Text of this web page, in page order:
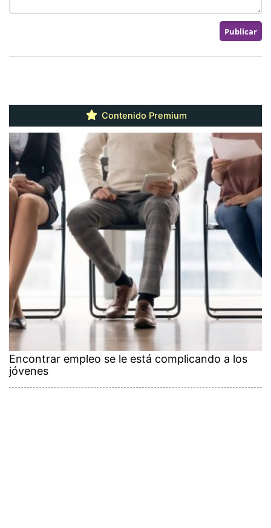
Contenido Premium
Encontrar empleo se le está complicando a los
jóvenes